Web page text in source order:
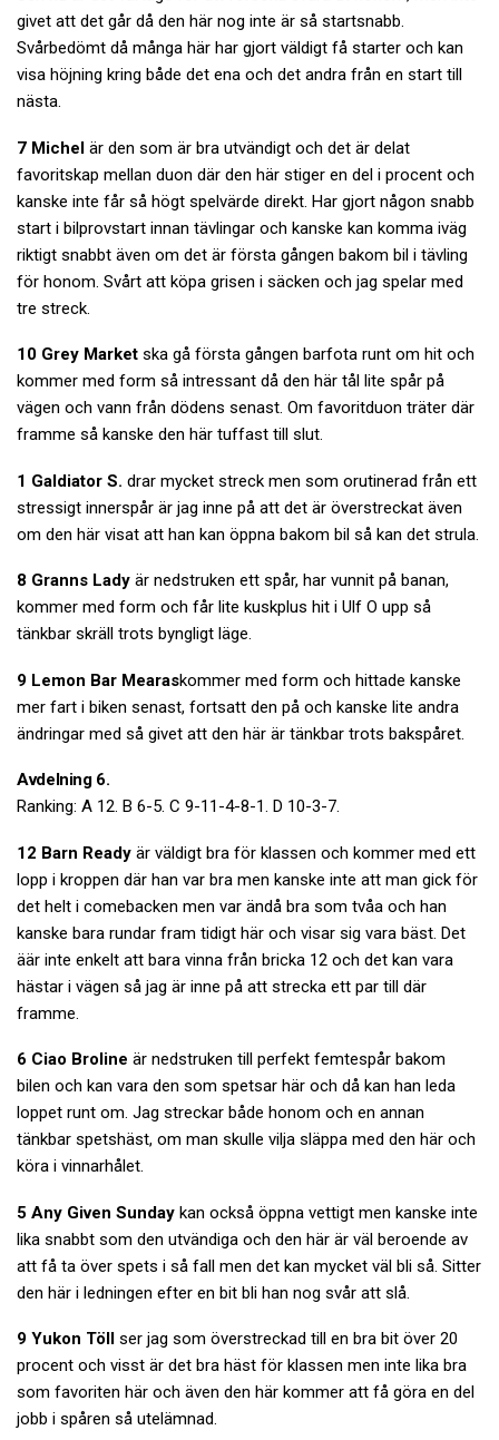
givet att det går då den här nog inte är så startsnabb.
Svårbedömt då många här har gjort väldigt få starter och kan
visa höjning kring både det ena och det andra från en start till
nästa.
7 Michel är den som är bra utvändigt och det är delat
favoritskap mellan duon där den här stiger en del i procent och
kanske inte får så högt spelvärde direkt. Har gjort någon snabb
start i bilprovstart innan tävlingar och kanske kan komma iväg
riktigt snabbt även om det är första gången bakom bil i tävling
för honom. Svårt att köpa grisen i säcken och jag spelar med
tre streck.
10 Grey Market ska gå första gången barfota runt om hit och
kommer med form så intressant då den här tål lite spår på
vägen och vann från dödens senast. Om favoritduon träter där
framme så kanske den här tuffast till slut.
1 Galdiator S. drar mycket streck men som orutinerad från ett
stressigt innerspår är jag inne på att det är överstreckat även
om den här visat att han kan öppna bakom bil så kan det strula.
8 Granns Lady är nedstruken ett spår, har vunnit på banan,
kommer med form och får lite kuskplus hit i Ulf O upp så
tänkbar skräll trots byngligt läge.
9 Lemon Bar Mearaskommer med form och hittade kanske
mer fart i biken senast, fortsatt den på och kanske lite andra
ändringar med så givet att den här är tänkbar trots bakspåret.
Avdelning 6.
Ranking: A 12. B 6-5. C 9-11-4-8-1. D 10-3-7.
12 Barn Ready är väldigt bra för klassen och kommer med ett
lopp i kroppen där han var bra men kanske inte att man gick för
det helt i comebacken men var ändå bra som tvåa och han
kanske bara rundar fram tidigt här och visar sig vara bäst. Det
äär inte enkelt att bara vinna från bricka 12 och det kan vara
hästar i vägen så jag är inne på att strecka ett par till där
framme.
6 Ciao Broline är nedstruken till perfekt femtespår bakom
bilen och kan vara den som spetsar här och då kan han leda
loppet runt om. Jag streckar både honom och en annan
tänkbar spetshäst, om man skulle vilja släppa med den här och
köra i vinnarhålet.
5 Any Given Sunday kan också öppna vettigt men kanske inte
lika snabbt som den utvändiga och den här är väl beroende av
att få ta över spets i så fall men det kan mycket väl bli så. Sitter
den här i ledningen efter en bit bli han nog svår att slå.
9 Yukon Töll ser jag som överstreckad till en bra bit över 20
procent och visst är det bra häst för klassen men inte lika bra
som favoriten här och även den här kommer att få göra en del
jobb i spåren så utelämnad.